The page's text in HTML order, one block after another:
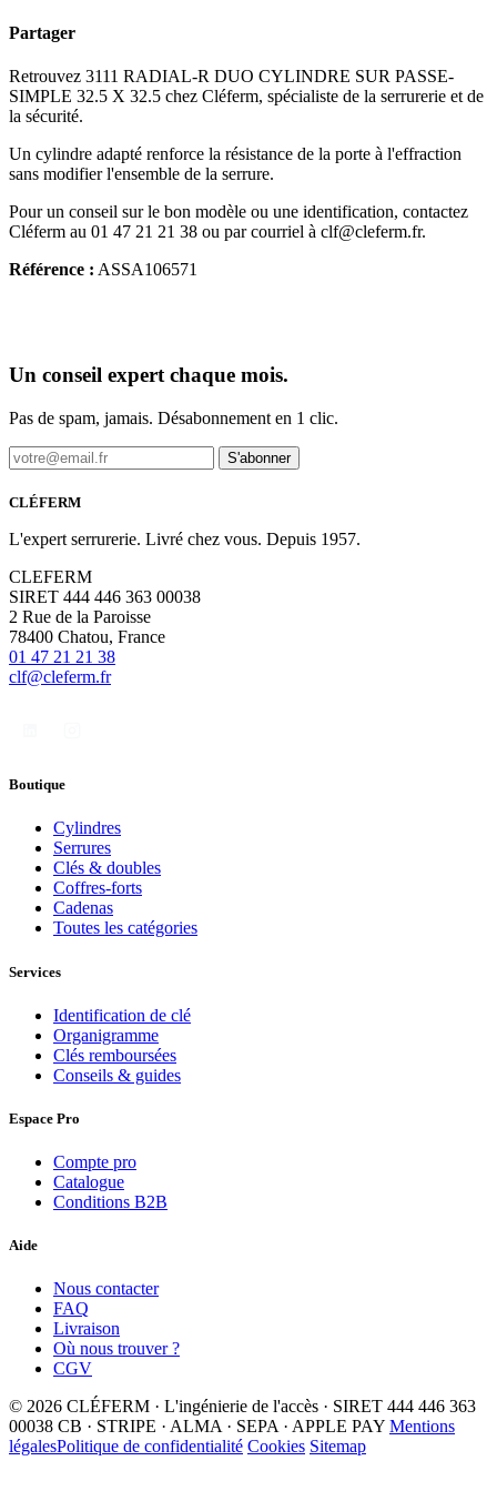
Partager
Retrouvez 3111 RADIAL-R DUO CYLINDRE SUR PASSE-
SIMPLE 32.5 X 32.5 chez Cléferm, spécialiste de la serrurerie et de
la sécurité.
Un cylindre adapté renforce la résistance de la porte à l'effraction
sans modifier l'ensemble de la serrure.
Pour un conseil sur le bon modèle ou une identification, contactez
Cléferm au 01 47 21 21 38 ou par courriel à clf@cleferm.fr.
Référence : ASSA106571
Un conseil expert chaque mois.
Pas de spam, jamais. Désabonnement en 1 clic.
S'abonner
CLÉFERM
L'expert serrurerie. Livré chez vous. Depuis 1957.
CLEFERM
SIRET 444 446 363 00038
2 Rue de la Paroisse
78400 Chatou, France
01 47 21 21 38
clf@cleferm.fr
Boutique
Cylindres
Serrures
Clés & doubles
Coffres-forts
Cadenas
Toutes les catégories
Services
Identification de clé
Organigramme
Clés remboursées
Conseils & guides
Espace Pro
Compte pro
Catalogue
Conditions B2B
Aide
Nous contacter
FAQ
Livraison
Où nous trouver ?
CGV
© 2026 CLÉFERM · L'ingénierie de l'accès · SIRET 444 446 363
00038 CB · STRIPE · ALMA · SEPA · APPLE PAY Mentions
légalesPolitique de confidentialité Cookies Sitemap